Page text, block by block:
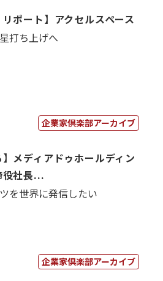
リポート】アクセルスペース
打ち上げへ
企業家倶楽部アーカイブ
】メディアドゥホールディン
社長...
を世界に発信したい
企業家倶楽部アーカイブ